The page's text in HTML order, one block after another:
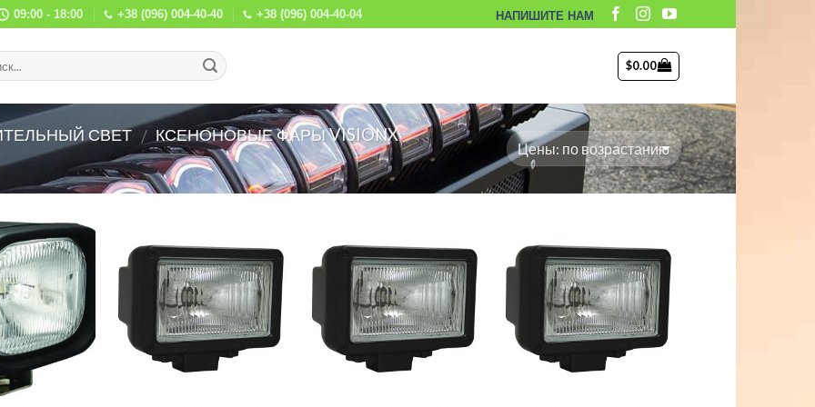
09:00 - 18:00 +38 (096) 004-40-40 +38 (096) 004-40-04 НАПИШИТЕ НАМ
$0.00
СВЕТ / КСЕНОНОВЫЕ ФАРЫ VISIONX